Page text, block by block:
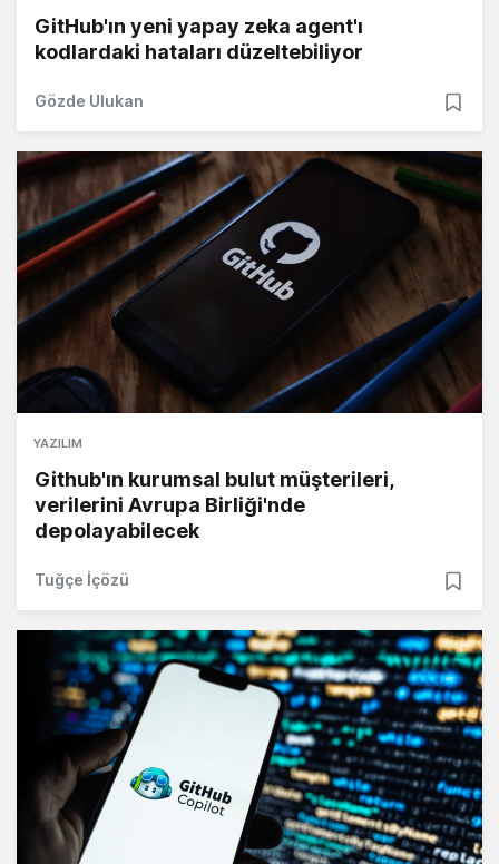
GitHub'ın yeni yapay zeka agent'ı
kodlardaki hataları düzeltebiliyor
Gözde Ulukan
YAZILIM
Github'ın kurumsal bulut müşterileri,
verilerini Avrupa Birliği'nde
depolayabilecek
Tuğçe İçözü